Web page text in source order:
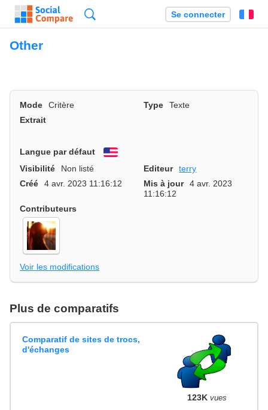
Se connecter
Other
Mode Critère Type
Texte
Extrait
Langue par défaut
English
Visibilité
Non listé Editeur
terry
Créé
4 avr. 2023 11:16:12 Mis à jour
4 avr. 2023
11:16:12
Contributeurs
Voir les modifications
Plus de comparatifs
Comparatif de sites de trocs,
d'échanges
123K vues